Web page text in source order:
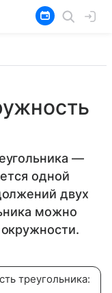
—
одной
двух
можно
треугольника: